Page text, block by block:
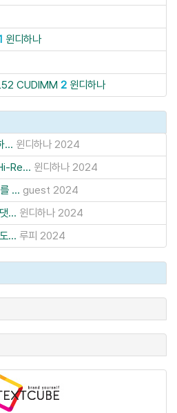
윈디하나
CUDIMM 2 윈디하나
... 윈디하나 2024
Re... 윈디하나 2024
... guest 2024
... 윈디하나 2024
... 루피 2024